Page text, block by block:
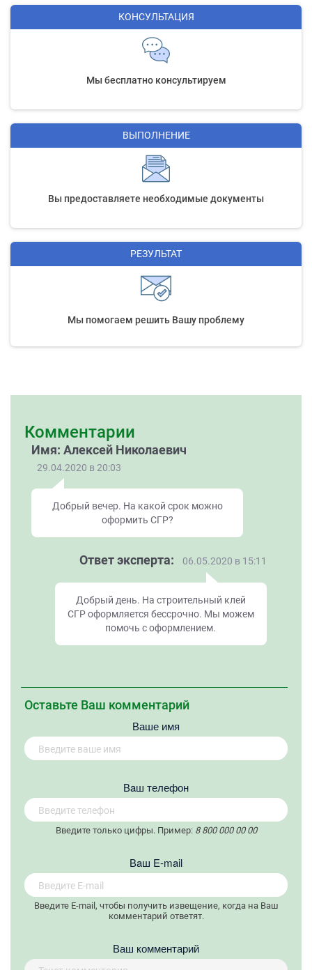
КОНСУЛЬТАЦИЯ
Мы бесплатно консультируем
ВЫПОЛНЕНИЕ
Вы предоставляете необходимые документы
РЕЗУЛЬТАТ
Мы помогаем решить Вашу проблему
Комментарии
Имя: Алексей Николаевич
29.04.2020 в 20:03
Добрый вечер. На какой срок можно
оформить СГР?
Ответ эксперта: 06.05.2020 в 15:11
Добрый день. На строительный клей
СГР оформляется бессрочно. Мы можем
помочь с оформлением.
Оставьте Ваш комментарий
Ваше имя
Вaш телефон
Введите только цифры. Пример: 8 800 000 00 00
Вaш E-mail
Введите E-mail, чтобы получить извещение, когда на Ваш
комментарий ответят.
Ваш комментарий